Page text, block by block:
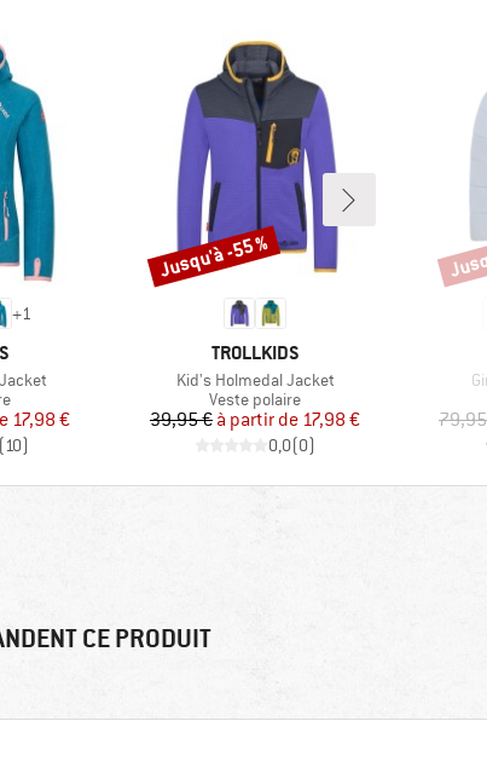
+1
17,98 €
(10)
MARQUE
TROLLKIDS
Article
Kid's Holmedal Jacket
Product group
Veste polaire
Prix
39,95 € Prix réduit
à partir de 17,98 €
0,0(0)
Remise
Jusqu'à -55 %
CE PRODUIT